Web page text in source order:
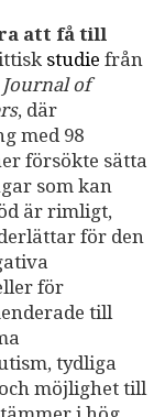
att få till
studie från
Journal of
, där
med 98
försökte sätta
som kan
är rimligt,
för den
för
till
tydliga
möjlighet till